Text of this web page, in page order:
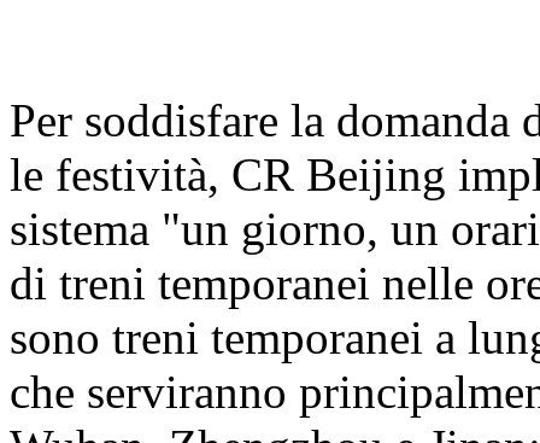
Per soddisfare la domanda
le festività, CR Beijing
sistema "un giorno, un
di treni temporanei nelle
sono treni temporanei a
che serviranno